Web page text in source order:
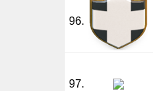
96.
97.